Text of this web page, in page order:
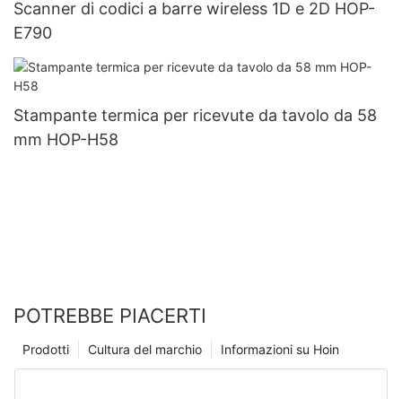
Scanner di codici a barre wireless 1D e 2D HOP-
E790
Stampante termica per ricevute da tavolo da 58
mm HOP-H58
POTREBBE PIACERTI
Informazioni su Hoin
Cultura del marchio
Prodotti